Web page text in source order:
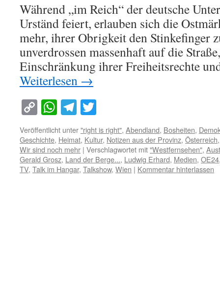
Während „im Reich“ der deutsche
Urständ feiert, erlauben sich die
mehr, ihrer Obrigkeit den Stinkefinger
unverdrossen massenhaft auf die
Einschränkung ihrer Freiheitsrechte
Weiterlesen →
Copy
Link
WhatsApp
Telegram
Veröffentlicht unter"right is right", Abendland, Bosheiten,
Geschichte, Heimat, Kultur, Notizen aus der Provinz, Österreich
Wir sind noch mehr | Verschlagwortet mit"Westfernsehen",
Gerald Grosz, Land der Berge..., Ludwig Erhard, Medien, OE24
TV, Talk im Hangar, Talkshow, Wien | Kommentar hinterlassen